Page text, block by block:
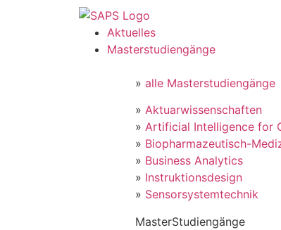
Aktuelles
Masterstudiengänge
» alle Masterstudiengänge
» Aktuarwissenschaften
» Artificial Intelligence for
» Biopharmazeutisch-
» Business Analytics
» Instruktionsdesign
» Sensorsystemtechnik
MasterStudiengänge